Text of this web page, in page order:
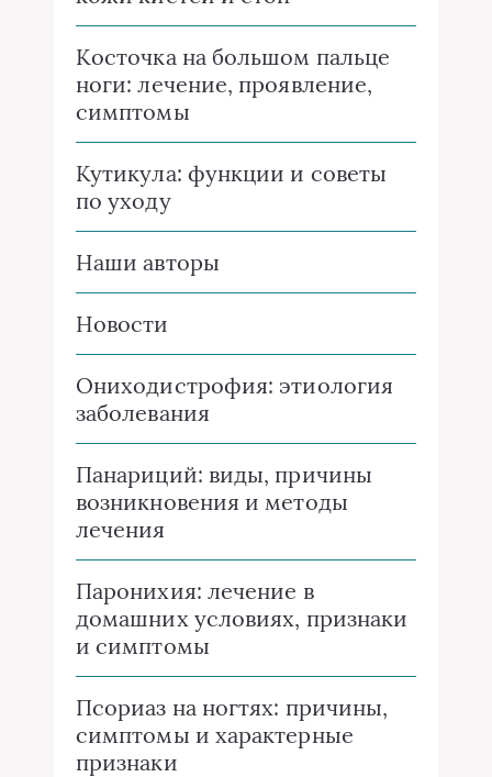
Косточка на большом пальце
ноги: лечение, проявление,
симптомы
Кутикула: функции и советы
по уходу
Наши авторы
Новости
Ониходистрофия: этиология
заболевания
Панариций: виды, причины
возникновения и методы
лечения
Паронихия: лечение в
домашних условиях, признаки
и симптомы
Псориаз на ногтях: причины,
симптомы и характерные
признаки